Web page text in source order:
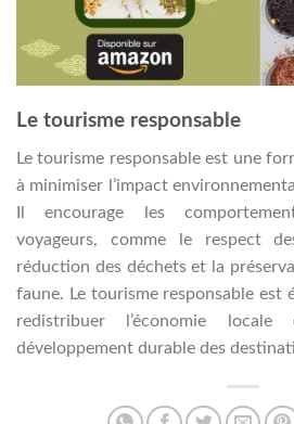
Le tourisme responsable
Le tourisme responsable est une
à minimiser l’impact
Il encourage les
voyageurs, comme le respect
réduction des déchets et la
faune. Le tourisme responsable est
redistribuer l’économie
développement durable des